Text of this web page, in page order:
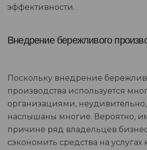
эффективности.
Внедрение бережливого
Поскольку внедрение
производства используется
организациями, неудивительно,
наслышаны многие. Вероятно,
причине ряд владельцев
сэкономить средства на